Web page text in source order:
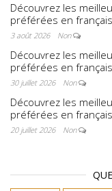
Découvrez les
préférées en français
3 août 2026 Non
Découvrez les
préférées en français
30 juillet 2026 Non
Découvrez les
préférées en français
20 juillet 2026 Non